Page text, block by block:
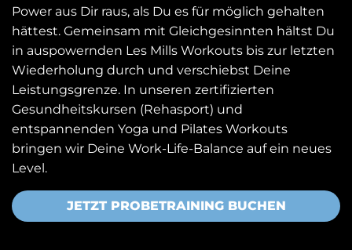
Power aus Dir raus, als Du es für möglich gehalten
hättest. Gemeinsam mit Gleichgesinnten hältst Du
in auspowernden Les Mills Workouts bis zur letzten
Wiederholung durch und verschiebst Deine
Leistungsgrenze. In unseren zertifizierten
Gesundheitskursen (Rehasport) und
entspannenden Yoga und Pilates Workouts
bringen wir Deine Work-Life-Balance auf ein neues
Level.
JETZT PROBETRAINING BUCHEN